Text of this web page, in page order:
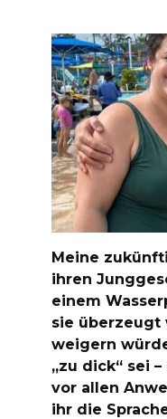
Meine
ihren
einem
sie überzeugt
weigern
„zu dick“ sei
vor allen
ihr die